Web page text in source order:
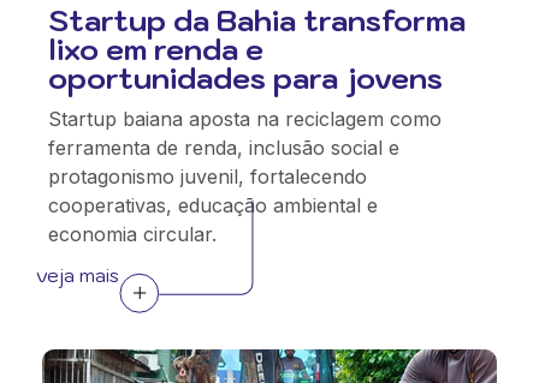
Startup da Bahia transforma
lixo em renda e
oportunidades para jovens
Startup baiana aposta na reciclagem como
ferramenta de renda, inclusão social e
protagonismo juvenil, fortalecendo
cooperativas, educação ambiental e
economia circular.
veja mais